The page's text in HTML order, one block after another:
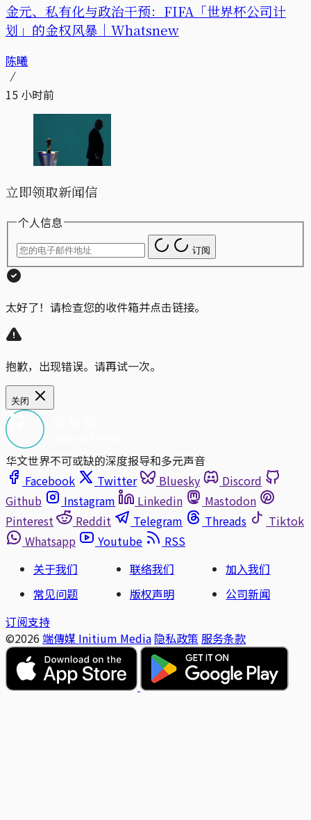
金元、私有化与政治干预：FIFA「世界杯公司计
划」的金权风暴｜Whatsnew
陈曦
15 小时前
立即领取新闻信
个人信息
订阅
太好了！请检查您的收件箱并点击链接。
抱歉，出现错误。请再试一次。
关闭
华文世界不可或缺的深度报导和多元声音
Facebook
Twitter Bluesky
Discord
Github
Instagram Linkedin
Mastodon
Pinterest
Reddit Telegram Threads
Tiktok
Whatsapp
Youtube
RSS
关于我们
联络我们
加入我们
常见问题
版权声明
公司新闻
订阅支持
©2026 端傳媒 Initium Media 隐私政策 服务条款